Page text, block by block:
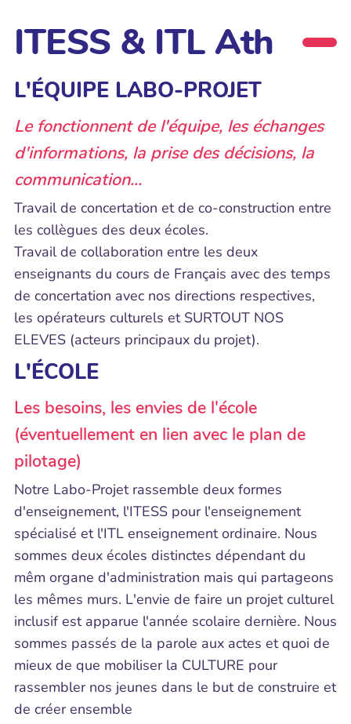
ITESS & ITL Ath
L'ÉQUIPE LABO-PROJET
Le fonctionnent de l'équipe, les échanges
d'informations, la prise des décisions, la
communication...
Travail de concertation et de co-construction entre
les collègues des deux écoles.
Travail de collaboration entre les deux
enseignants du cours de Français avec des temps
de concertation avec nos directions respectives,
les opérateurs culturels et SURTOUT NOS
ELEVES (acteurs principaux du projet).
L'ÉCOLE
Les besoins, les envies de l'école
(éventuellement en lien avec le plan de
pilotage)
Notre Labo-Projet rassemble deux formes
d'enseignement, l'ITESS pour l'enseignement
spécialisé et l'ITL enseignement ordinaire. Nous
sommes deux écoles distinctes dépendant du
mêm organe d'administration mais qui partageons
les mêmes murs. L'envie de faire un projet culturel
inclusif est apparue l'année scolaire dernière. Nous
sommes passés de la parole aux actes et quoi de
mieux de que mobiliser la CULTURE pour
rassembler nos jeunes dans le but de construire et
de créer ensemble